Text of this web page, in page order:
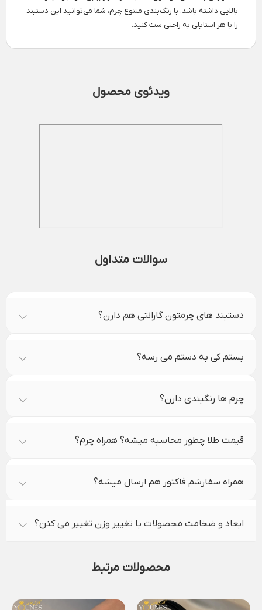
بالایی داشته باشد. با رنگ‌بندی متنوع چرم، شما می‌توانید این دستبند
را با هر استایلی به راحتی ست کنید.
ویدئوی محصول
سوالات متداول
دستبند های چرمتون گارانتی هم دارن؟
بستم کی به دستم می رسه؟
چرم ها رنگبندی دارن؟
قیمت طلا چطور محاسبه میشه؟ همراه چرم؟
همراه سفارشم فاکتور هم ارسال میشه؟
ابعاد و ضخامت محصولات با تغییر وزن تغییر می کنن؟
محصولات مرتبط